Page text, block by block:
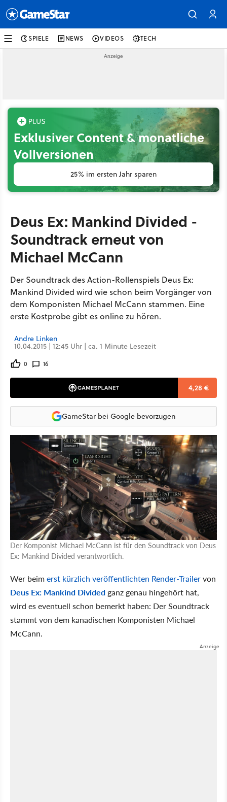
SPIELE NEWS VIDEOS TECH
Exklusiver Content & monatliche
Vollversionen
25% im ersten Jahr sparen
Deus Ex: Mankind Divided -
Soundtrack erneut von
Michael McCann
Der Soundtrack des Action-Rollenspiels Deus Ex:
Mankind Divided wird wie schon beim Vorgänger von
dem Komponisten Michael McCann stammen. Eine
erste Kostprobe gibt es online zu hören.
Andre Linken
10.04.2015 | 12:45 Uhr | ca. 1 Minute Lesezeit
0 16
4,28 €
GameStar bei Google bevorzugen
Der Komponist Michael McCann ist für den Soundtrack von Deus
Ex: Mankind Divided verantwortlich.
Wer beimerst kürzlich veröffentlichten Render-Trailervon
Deus Ex: Mankind Divided ganz genau hingehört hat,
wird es eventuell schon bemerkt haben: Der Soundtrack
stammt von dem kanadischen Komponisten Michael
McCann.